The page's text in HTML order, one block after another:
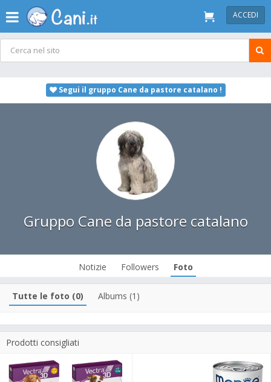
ACCEDI
Segui il gruppo Cane da pastore catalano !
Gruppo Cane da pastore catalano
Notizie Followers Foto
Tutte le foto (0) Albums (1)
Prodotti consigliati